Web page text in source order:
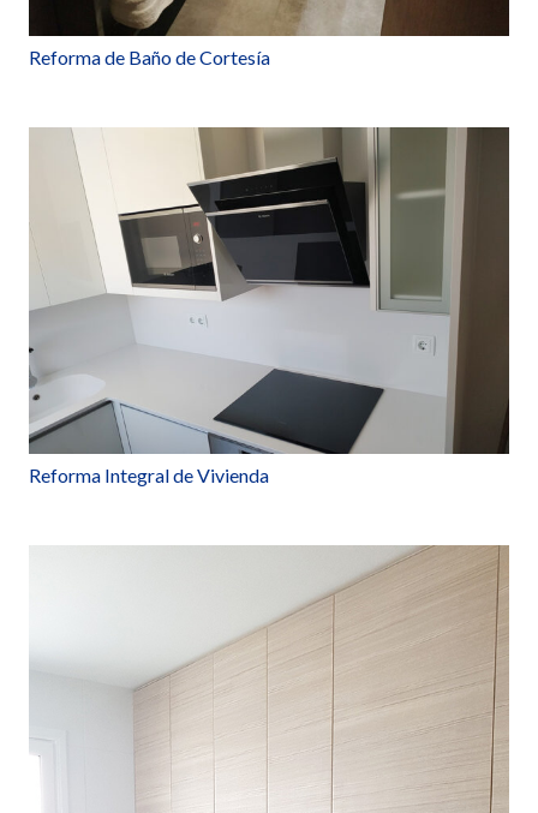
Reforma de Baño de Cortesía
Reforma Integral de Vivienda